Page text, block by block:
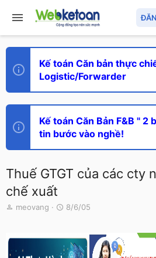
Kế toán Căn bản thực
Logistic/Forwarder
Kế toán Căn Bản F&B " 2
tin bước vào nghề!
Thuế GTGT của các cty
chế xuất
T
e
a
meovang
N
y
g
8/6/05